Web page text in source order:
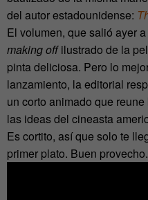
del autor estadounidense:
El volumen, que salió ayer
making offilustrado de la
pinta deliciosa. Pero lo
lanzamiento, la editorial
un corto animado que
las ideas del cineasta
Es cortito, así que solo te
primer plato. Buen provecho.